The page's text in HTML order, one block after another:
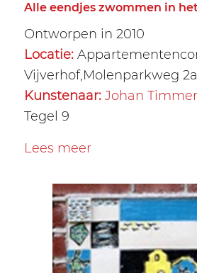
Alle eendjes zwommen in
Ontworpen in 2010
Locatie:
Vijverhof,Molenparkweg
Kunstenaar: Johan
Tegel 9
Lees meer